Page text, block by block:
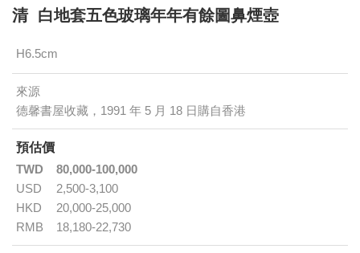
清 白地套五色玻璃年年有餘圖鼻煙壺
H6.5cm
來源
德馨書屋收藏，1991 年 5 月 18 日購自香港
預估價
TWD
80,000-100,000
USD
2,500-3,100
HKD
20,000-25,000
RMB
18,180-22,730